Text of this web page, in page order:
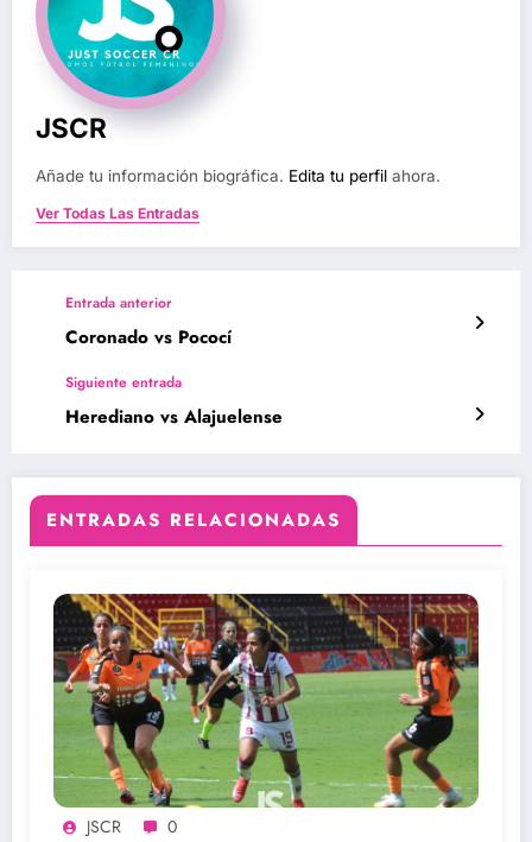
JSCR
Añade tu información biográfica. Edita tu perfil ahora.
Ver Todas Las Entradas
Entrada anterior
Coronado vs Pococí
Siguiente entrada
Herediano vs Alajuelense
ENTRADAS RELACIONADAS
JSCR 0